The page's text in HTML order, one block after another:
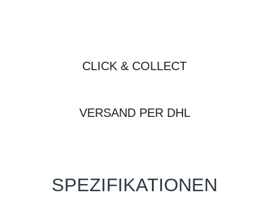
CLICK & COLLECT
VERSAND PER DHL
SPEZIFIKATIONEN